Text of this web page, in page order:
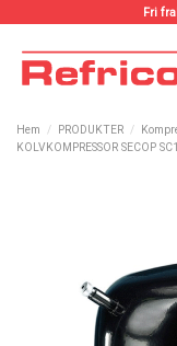
Fri
Hem PRODUKTER
KOLVKOMPRESSOR SECOP